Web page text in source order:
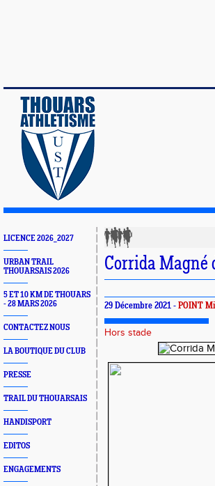
LICENCE 2026_2027
URBAN TRAIL
THOUARSAIS 2026
5 ET 10 KM DE THOUARS
- 28 MARS 2026
CONTACTEZ NOUS
LA BOUTIQUE DU CLUB
PRESSE
TRAIL DU THOUARSAIS
HANDISPORT
EDITOS
ENGAGEMENTS
Corrida Magné
29 Décembre 2021 - POINT
Hors stade